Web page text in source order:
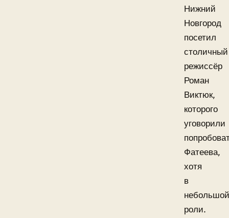
Нижний
Новгород
посетил
столичный
режиссёр
Роман
Виктюк,
которого
уговорили
Фатеева,
хотя
в
небольшой
роли.